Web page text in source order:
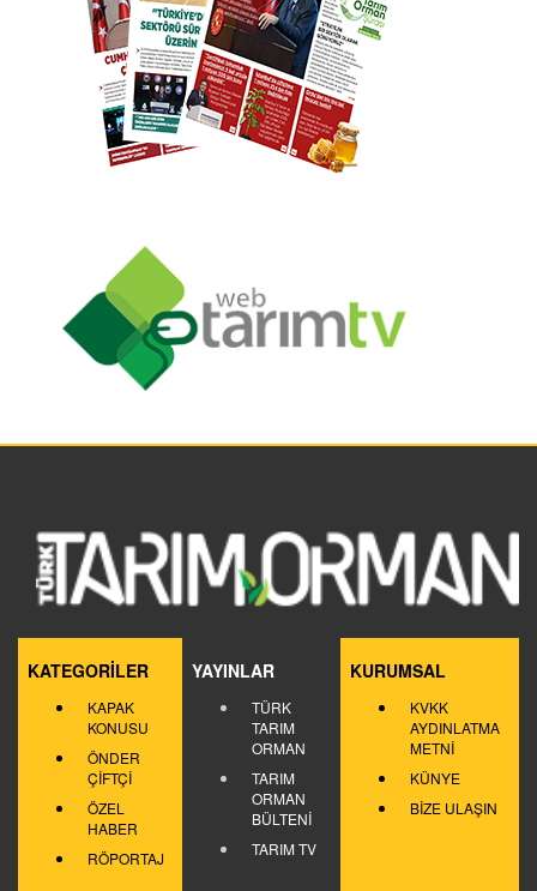
KATEGORİLER
KAPAK
KONUSU
ÖNDER
ÇİFTÇİ
ÖZEL
HABER
RÖPORTAJ
YAYINLAR
TÜRK
TARIM
ORMAN
TARIM
ORMAN
BÜLTENİ
TARIM TV
KURUMSAL
KVKK
AYDINLATMA
METNİ
KÜNYE
BİZE ULAŞIN